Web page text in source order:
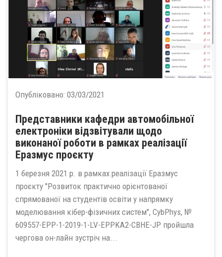
Опубліковано: 03/03/2021
Представники кафедри автомобільної
електроніки відзвітували щодо
виконаної роботи в рамках реалізації
Еразмус проєкту
1 березня 2021 р. в рамках реалізації Еразмус
проєкту "Розвиток практично орієнтованої
спрямованої на студентів освіти у напрямку
моделювання кібер-фізичних систем", CybPhys, №
609557-EPP-1-2019-1-LV-EPPKA2-CBHE-JP пройшла
чергова он-лайн зустріч на...